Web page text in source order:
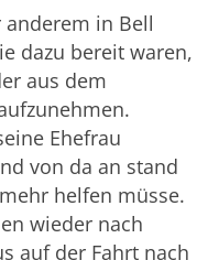
in Bell
dazu bereit waren,
aus dem
Ehefrau
von da an stand
helfen müsse.
wieder nach
auf der Fahrt nach